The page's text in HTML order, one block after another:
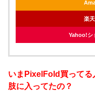
楽
Yahoo!シ
いまPixelFold買ってる
肢に入ってたの？